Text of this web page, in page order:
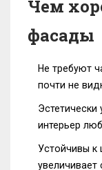
Чем
фасады
Не требуют
почти не
интерьер
Устойчивы к
увеличивает